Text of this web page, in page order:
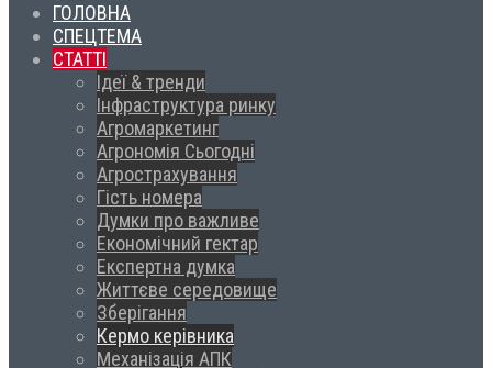
ГОЛОВНА
СПЕЦТЕМА
СТАТТІ
Ідеї & тренди
Інфраструктура ринку
Агромаркетинг
Агрономія Сьогодні
Агрострахування
Гість номера
Думки про важливе
Економічний гектар
Експертна думка
Життєве середовище
Зберігання
Кермо керівника
Механізація АПК